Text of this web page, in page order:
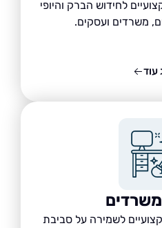
הברק והיופי
ועסקים.
לשמירה על סביבת